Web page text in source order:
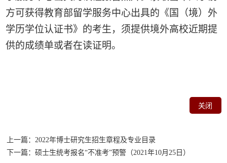
方可获得教育部留学服务中心出具的《国（境）外
学历学位认证书》的考生，须提供境外高校近期提
供的成绩单或者在读证明。
关闭
上一篇：2022年博士研究生招生章程及专业目录
下一篇：硕士生统考报名“不准考”预警（2021年10月25日）